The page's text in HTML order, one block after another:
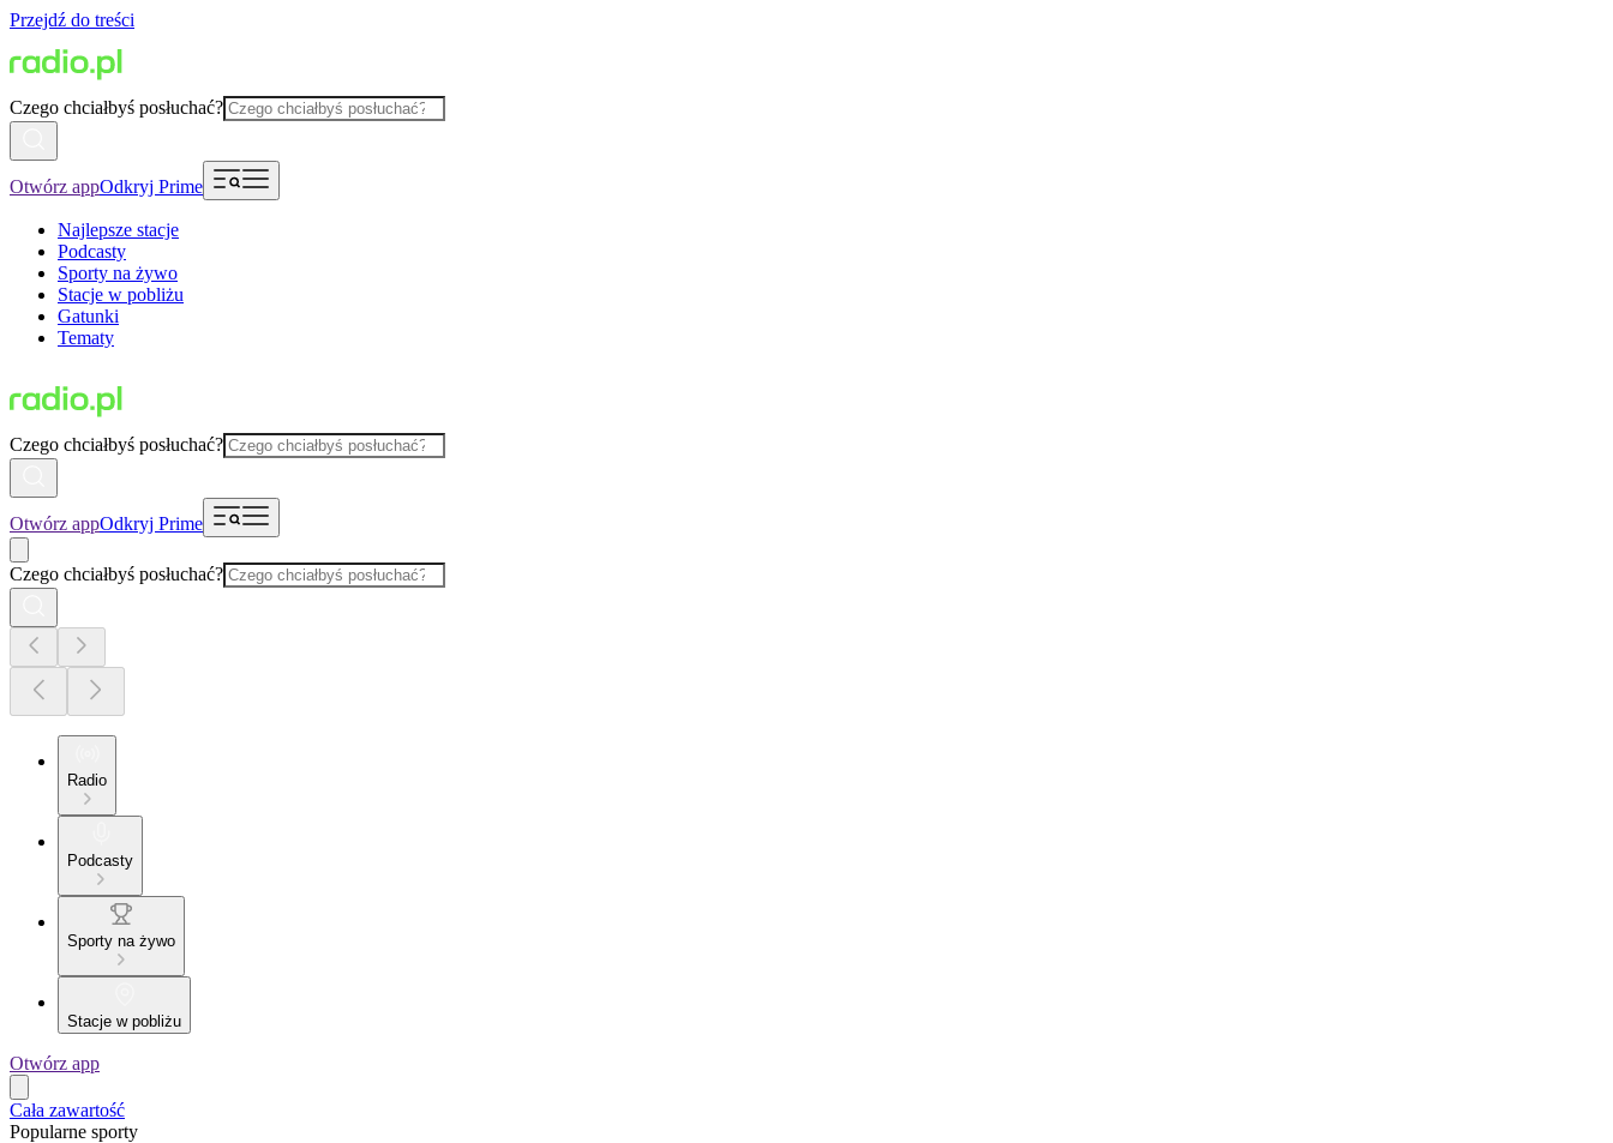
Przejdź do treści
Czego chciałbyś posłuchać?
Otwórz appOdkryj Prime
Najlepsze stacje
Podcasty
Sporty na żywo
Stacje w pobliżu
Gatunki
Tematy
Czego chciałbyś posłuchać?
Otwórz appOdkryj Prime
Czego chciałbyś posłuchać?
Radio
Podcasty
Sporty na żywo
Stacje w pobliżu
Otwórz app
Cała zawartość
Popularne sporty